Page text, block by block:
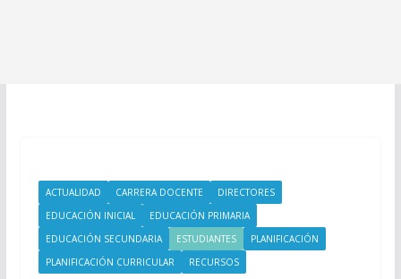
ACTUALIDAD CARRERA DOCENTE
DIRECTORES
EDUCACIÓN INICIAL
EDUCACIÓN PRIMARIA
EDUCACIÓN SECUNDARIA
ESTUDIANTES
PLANIFICACIÓN
PLANIFICACIÓN CURRICULAR
RECURSOS